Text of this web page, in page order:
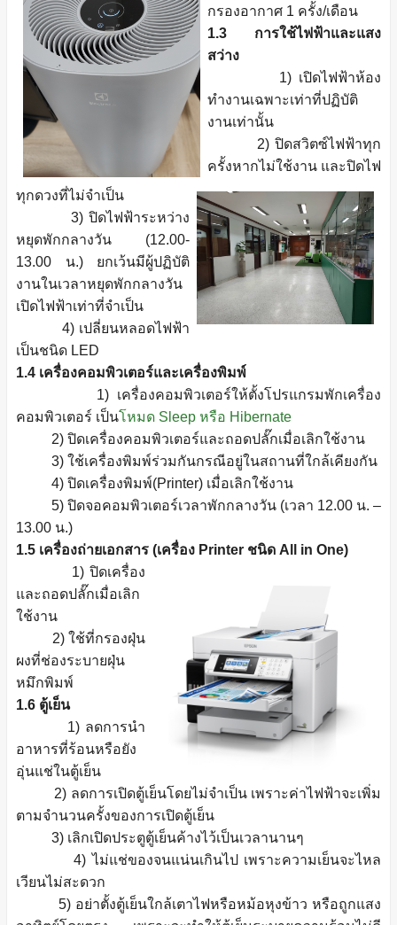
กรองอากาศ 1 ครั้ง/เดือน
1.3 การใช้ไฟฟ้าและแสง
สว่าง
1) เปิดไฟฟ้าห้อง
ทำงานเฉพาะเท่าที่ปฏิบัติ
งานเท่านั้น
2) ปิดสวิตซ์ไฟฟ้าทุก
ครั้งหากไม่ใช้งาน และปิดไฟ
ทุกดวงที่ไม่จำเป็น
3) ปิดไฟฟ้าระหว่าง
หยุดพักกลางวัน (12.00-
13.00 น.) ยกเว้นมีผู้ปฏิบัติ
งานในเวลาหยุดพักกลางวัน
เปิดไฟฟ้าเท่าที่จำเป็น
4) เปลี่ยนหลอดไฟฟ้า
เป็นชนิด LED
1.4 เครื่องคอมพิวเตอร์และเครื่องพิมพ์
1) เครื่องคอมพิวเตอร์ให้ตั้งโปรแกรมพักเครื่อง
คอมพิวเตอร์ เป็นโหมด Sleep หรือ Hibernate
2) ปิดเครื่องคอมพิวเตอร์และถอดปลั๊กเมื่อเลิกใช้งาน
3) ใช้เครื่องพิมพ์ร่วมกันกรณีอยู่ในสถานที่ใกล้เคียงกัน
4) ปิดเครื่องพิมพ์(Printer) เมื่อเลิกใช้งาน
5) ปิดจอคอมพิวเตอร์เวลาพักกลางวัน (เวลา 12.00 น. –
13.00 น.)
1.5 เครื่องถ่ายเอกสาร (เครื่อง Printer ชนิด All in One)
1) ปิดเครื่อง
และถอดปลั๊กเมื่อเลิก
ใช้งาน
2) ใช้ที่กรองฝุ่น
ผงที่ช่องระบายฝุ่น
หมึกพิมพ์
1.6 ตู้เย็น
1) ลดการนํา
อาหารที่ร้อนหรือยัง
อุ่นแช่ในตู้เย็น
2) ลดการเปิดตู้เย็นโดยไม่จําเป็น เพราะค่าไฟฟ้าจะเพิ่ม
ตามจํานวนครั้งของการเปิดตู้เย็น
3) เลิกเปิดประตูตู้เย็นค้างไว้เป็นเวลานานๆ
4) ไม่แช่ของจนแน่นเกินไป เพราะความเย็นจะไหล
เวียนไม่สะดวก
5) อย่าตั้งตู้เย็นใกล้เตาไฟหรือหม้อหุงข้าว หรือถูกแสง